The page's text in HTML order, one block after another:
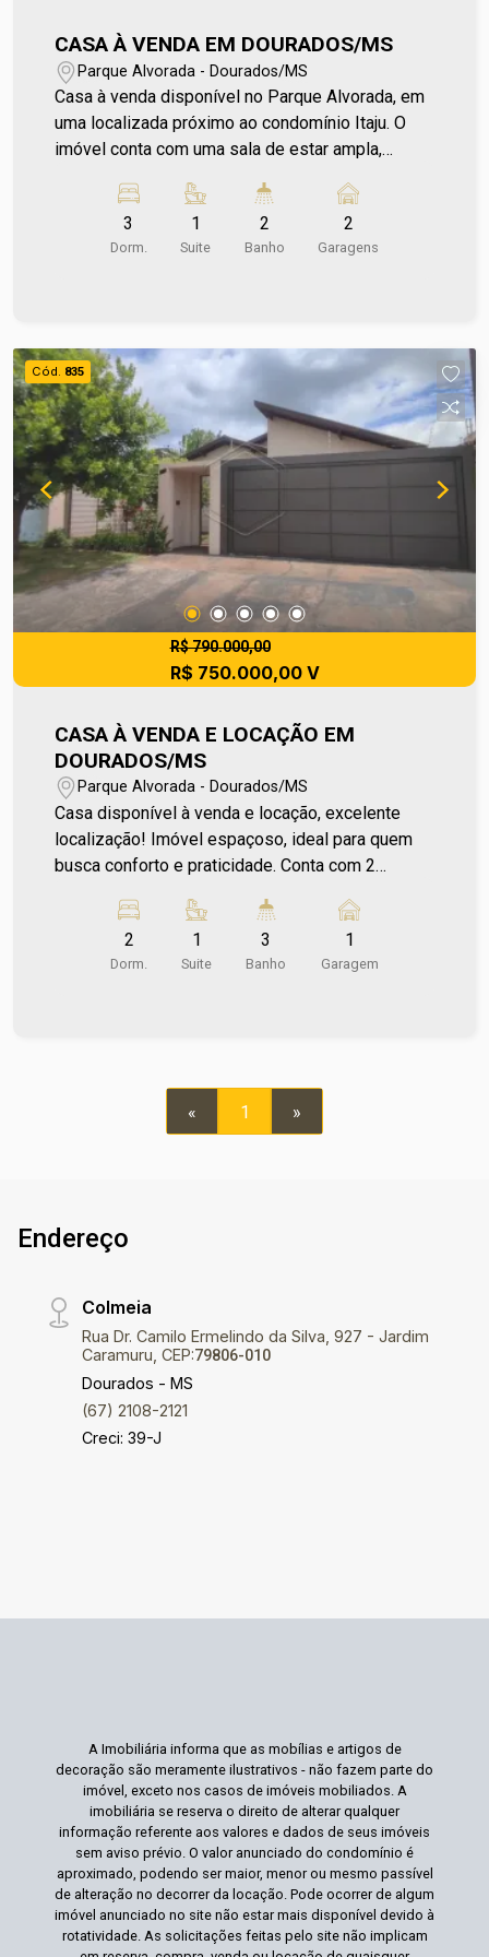
CASA À VENDA EM DOURADOS/MS
Parque Alvorada - Dourados/MS
Casa à venda disponível no Parque Alvorada, em
uma localizada próximo ao condomínio Itaju. O
imóvel conta com uma sala de estar ampla,
social. Acabamentos em porcelanato que
garantem elegância e sofisticação ao ambiente.
Para mais informações entre em contato e
Praedium - 1953
3
Dorm.
1
Suite
2
Banho
2
Garagens
Cód. 835
R$ 790.000,00
R$ 750.000,00 V
CASA À VENDA E LOCAÇÃO EM
DOURADOS/MS
Parque Alvorada - Dourados/MS
Casa disponível à venda e locação, excelente
localização! Imóvel espaçoso, ideal para quem
busca conforto e praticidade. Conta com 2
sala, cozinha planejada com armários, lavabo,
banheiro social, área de serviço e despensa. Para
momentos de lazer, dispõe de uma área gourmet
Entre em contato e agende sua visita no número
(67) 2108-2121 ou fale diretamente com nosso
prévio, pois são de responsabilidade da
administradora do condomínio e prefeitura
pode apresentar pequenas variações. Ref imv
8347
2
Dorm.
1
Suite
3
Banho
1
Garagem
« 1 »
Endereço
Colmeia
Rua Dr. Camilo Ermelindo da Silva, 927 - Jardim
Caramuru, CEP:79806-010
Dourados - MS
(67) 2108-2121
Creci: 39-J
A Imobiliária informa que as mobílias e artigos de
decoração são meramente ilustrativos - não fazem parte do
imóvel, exceto nos casos de imóveis mobiliados. A
imobiliária se reserva o direito de alterar qualquer
informação referente aos valores e dados de seus imóveis
sem aviso prévio. O valor anunciado do condomínio é
aproximado, podendo ser maior, menor ou mesmo passível
de alteração no decorrer da locação. Pode ocorrer de algum
imóvel anunciado no site não estar mais disponível devido à
rotatividade. As solicitações feitas pelo site não implicam